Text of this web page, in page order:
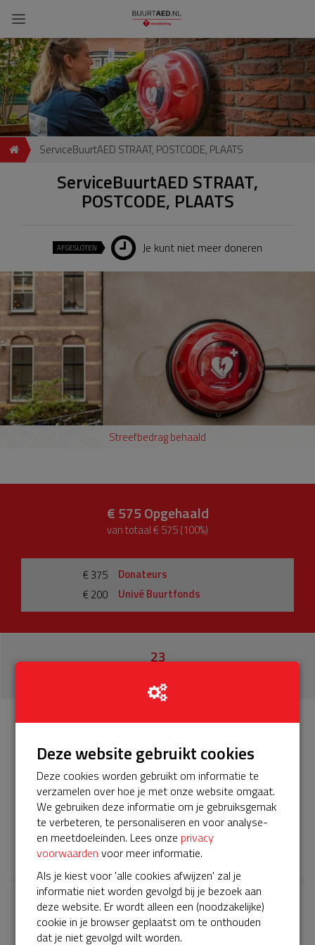
ServiceBuurtAED STRAAT, POSTCODE, PLAATS
ServiceBuurtAED STRAAT,
POSTCODE, PLAATS
AFGESLOTEN Je kunt niet meer doneren
Streefbedrag behaald
€ 575Opgehaald
van totaal € 575 (100%)
€ 375
Donateurs
€ 200
Univé Buurtfonds
23
Het servicepakket van onze BuurtAED verloopt bijna en
moet worden verlengd, zodat onze AED gebruiksklaar
blijft. Help je mee? Doneer voor ons servicepakket!
𝕏
Laatste donaties
Bekijk alle
Deze website gebruikt cookies
Deze cookies worden gebruikt om informatie te
verzamelen over hoe je met onze website omgaat.
We gebruiken deze informatie om je gebruiksgemak
te verbeteren, te personaliseren en voor analyse-
en meetdoeleinden. Lees onze privacy
voorwaarden voor meer informatie.
Als je kiest voor 'alle cookies afwijzen' zal je
informatie niet worden gevolgd bij je bezoek aan
deze website. Er wordt alleen een (noodzakelijke)
cookie in je browser geplaatst om te onthouden
dat je niet gevolgd wilt worden.